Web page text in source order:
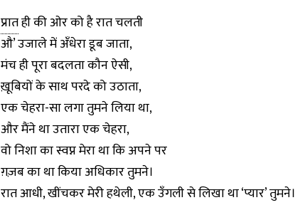
प्रातही की ओर को है रात चलती
औ’ उजाले में अँधेरा डूब जाता,
मंच ही पूरा बदलता कौन ऐसी,
ख़ूबियों के साथ परदे को उठाता,
एक चेहरा-सा लगा तुमने लिया था,
और मैंने था उतारा एक चेहरा,
वो निशा का स्वप्न मेरा था कि अपने पर
ग़ज़ब का था किया अधिकार तुमने।
रात आधी, खींचकर मेरी हथेली, एक उँगली से लिखा था ‘प्यार’ तुमने।